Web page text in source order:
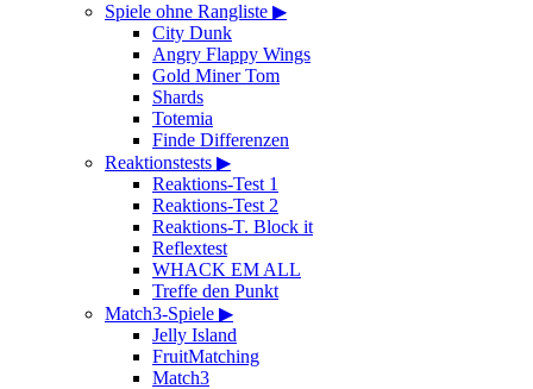
Spiele ohne Rangliste ▶
City Dunk
Angry Flappy Wings
Gold Miner Tom
Shards
Totemia
Finde Differenzen
Reaktionstests ▶
Reaktions-Test 1
Reaktions-Test 2
Reaktions-T. Block it
Reflextest
WHACK EM ALL
Treffe den Punkt
Match3-Spiele ▶
Jelly Island
FruitMatching
Match3